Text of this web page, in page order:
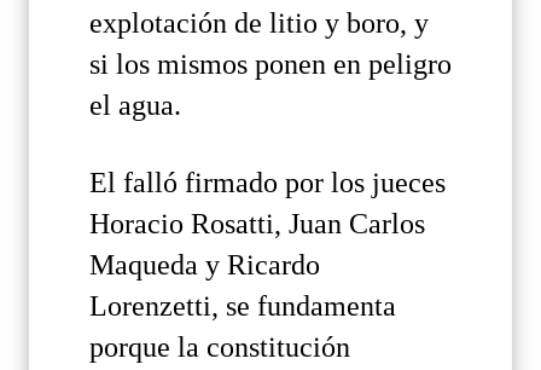
explotación de litio y boro, y
si los mismos ponen en peligro
el agua.
El falló firmado por los jueces
Horacio Rosatti, Juan Carlos
Maqueda y Ricardo
Lorenzetti, se fundamenta
porque la constitución